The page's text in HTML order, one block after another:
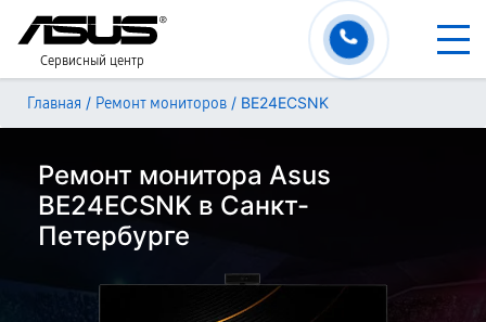
Сервисный центр
Главная / Ремонт мониторов / BE24ECSNK
Ремонт монитора Asus
BE24ECSNK в Санкт-
Петербурге